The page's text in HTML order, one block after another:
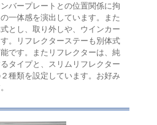
バープレートとの位置関係に拘
一体感を演出しています。また
とし、取り外しや、ウインカー
。リフレクターステーも別体式
です。またリフレクターは、純
タイプと、スリムリフレクター
種類を設定しています。お好み